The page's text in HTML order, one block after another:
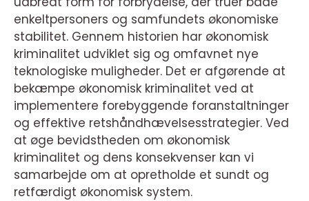
enkeltpersoners og samfundets økonomiske
stabilitet. Gennem historien har økonomisk
kriminalitet udviklet sig og omfavnet nye
teknologiske muligheder. Det er afgørende at
bekæmpe økonomisk kriminalitet ved at
implementere forebyggende foranstaltninger
og effektive retshåndhævelsesstrategier. Ved
at øge bevidstheden om økonomisk
kriminalitet og dens konsekvenser kan vi
samarbejde om at opretholde et sundt og
retfærdigt økonomisk system.